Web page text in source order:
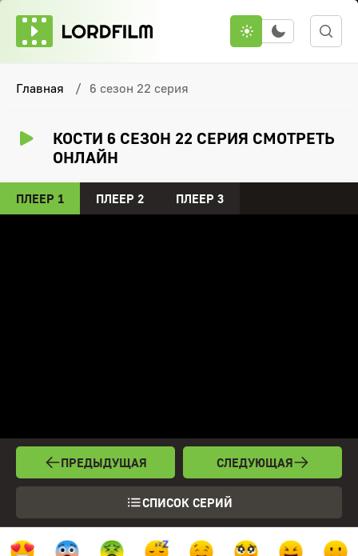
Главная 6 сезон 22 серия
КОСТИ 6 СЕЗОН 22 СЕРИЯ СМОТРЕТЬ
ОНЛАЙН
ПЛЕЕР 1 ПЛЕЕР 2 ПЛЕЕР 3
ПРЕДЫДУЩАЯ
СПИСОК СЕРИЙ
СЛЕДУЮЩАЯ